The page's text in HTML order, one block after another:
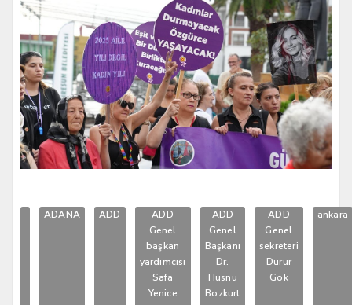
ADANA ADD
ADD
Genel
başkan
yardımcısı
Safa
Yenice
ADD
Genel
Başkanı
Dr.
Hüsnü
Bozkurt
ADD
Genel
sekreteri
Durur
Gök
ankara